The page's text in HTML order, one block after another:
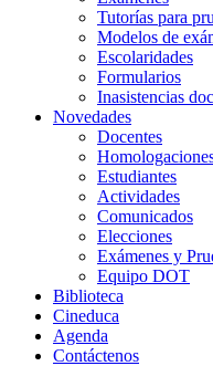
Tutorías para
Modelos de
Escolaridades
Formularios
Inasistencias
Novedades
Docentes
Estudiantes
Actividades
Comunicados
Elecciones
Exámenes y
Equipo DOT
Biblioteca
Cineduca
Agenda
Contáctenos